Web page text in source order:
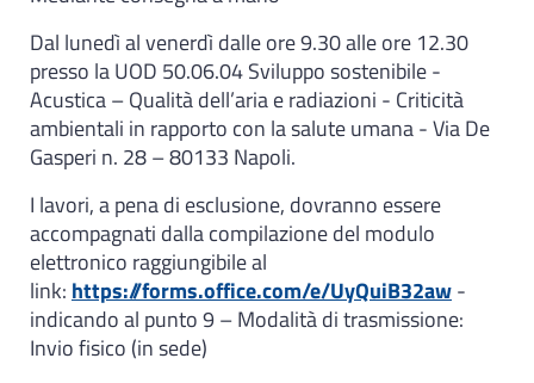
Dal lunedì al venerdì dalle ore 9.30 alle ore 12.30
presso la UOD 50.06.04 Sviluppo sostenibile -
Acustica – Qualità dell’aria e radiazioni - Criticità
ambientali in rapporto con la salute umana - Via De
Gasperi n. 28 – 80133 Napoli.
I lavori, a pena di esclusione, dovranno essere
accompagnati dalla compilazione del modulo
elettronico raggiungibile al
link: https://forms.office.com/e/UyQuiB32aw-
indicando al punto 9 – Modalità di trasmissione:
Invio fisico (in sede)